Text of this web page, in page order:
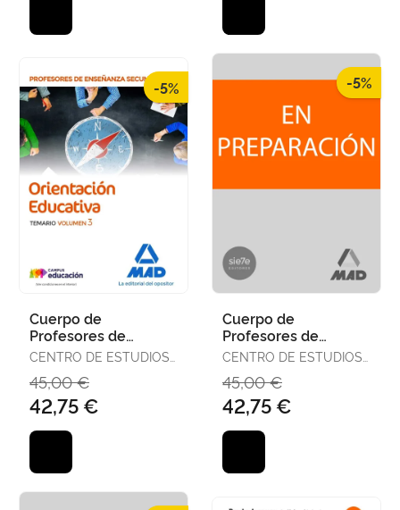
-5%
Cuerpo de
Profesores de
Enseñanza
Orientación
Educativa. Temario
Vo
CENTRO DE ESTUDIOS
45,00 €
42,75 €
-5%
Cuerpo de
Profesores de
Enseñanza
Orientación
Educativa. Temario
Vo
CENTRO DE ESTUDIOS
45,00 €
42,75 €